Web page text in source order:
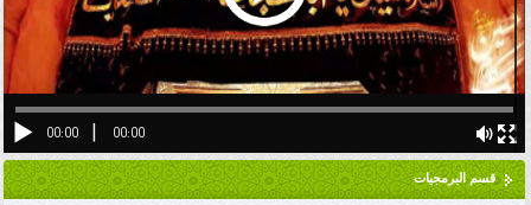
قسم البرمجيات